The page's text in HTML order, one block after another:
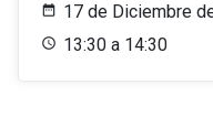
17 de Diciembre
13:30 a 14:30